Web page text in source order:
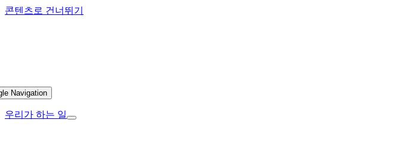
콘텐츠로 건너뛰기
Navigation
우리가 하는 일